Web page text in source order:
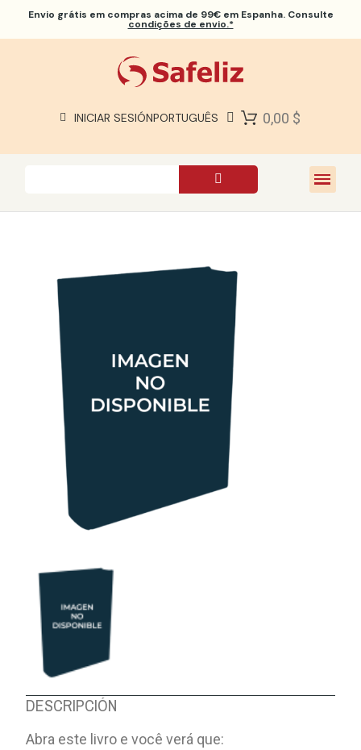
Envio grátis em compras acima de 99€ em Espanha. Consulte
condições de envio.*
INICIAR SESIÓNPORTUGUÊS 0,00 $
SOBRE NÓS
DESCRIPCIÓN
Abra este livro e você verá que: